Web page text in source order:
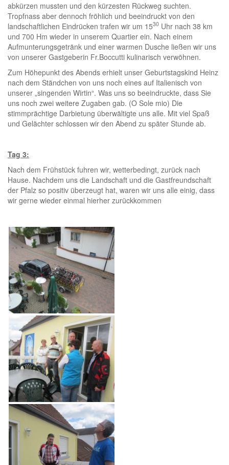
abkürzen mussten und den kürzesten Rückweg suchten.
Tropfnass aber dennoch fröhlich und beeindruckt von den
landschaftlichen Eindrücken trafen wir um 1530 Uhr nach 38 km
und 700 Hm wieder in unserem Quartier ein. Nach einem
Aufmunterungsgetränk und einer warmen Dusche ließen wir uns
von unserer Gastgeberin Fr.Boccutti kulinarisch verwöhnen.
Zum Höhepunkt des Abends erhielt unser Geburtstagskind Heinz
nach dem Ständchen von uns noch eines auf Italienisch von
unserer „singenden Wirtin“. Was uns so beeindruckte, dass Sie
uns noch zwei weitere Zugaben gab. (O Sole mio) Die
stimmprächtige Darbietung überwältigte uns alle. Mit viel Spaß
und Gelächter schlossen wir den Abend zu später Stunde ab.
Tag 3:
Nach dem Frühstück fuhren wir, wetterbedingt, zurück nach
Hause. Nachdem uns die Landschaft und die Gastfreundschaft
der Pfalz so positiv überzeugt hat, waren wir uns alle einig, dass
wir gerne wieder einmal hierher zurückkommen